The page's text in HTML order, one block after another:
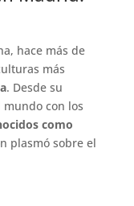
hace más de
más
. Desde su
con los
como
plasmó sobre el